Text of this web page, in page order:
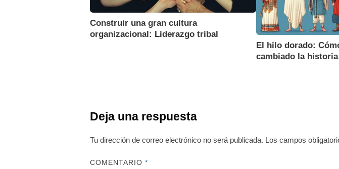
Construir una gran cultura
organizacional: Liderazgo tribal
El hilo dorado:
cambiado la
Deja una respuesta
Tu dirección de correo electrónico no será publicada. Los campos
COMENTARIO*